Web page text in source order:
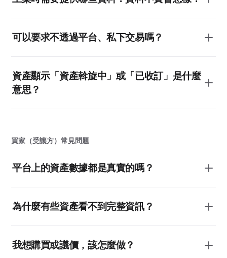
可以要求不透過平台、私下交易嗎？
資產顯示「資產斡旋中」或「已收訂」是什麼
意思？
買家（受讓方）常見問題
平台上的資產數據都是真實的嗎？
為什麼有些資產看不到完整資訊？
我想購買或議價，該怎麼做？